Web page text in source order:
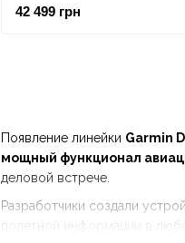
Появление линейки Garmin
мощный функционал
деловой встрече.
Разработчики создали
полетной информации в
42 499 грн